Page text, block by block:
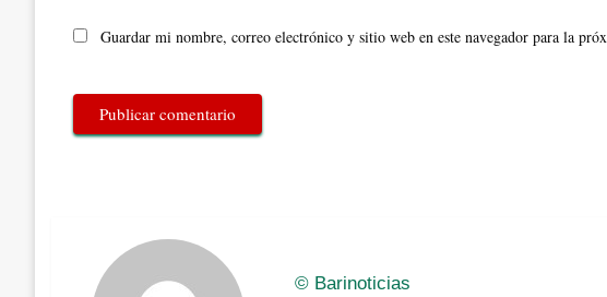
Guardar mi nombre, correo electrónico y sitio web en este navegador para la
© Barinoticias